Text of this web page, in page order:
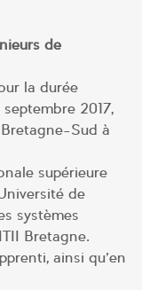
de
la durée
2017,
Sud à
supérieure
de
systèmes
Bretagne.
ainsi qu’en